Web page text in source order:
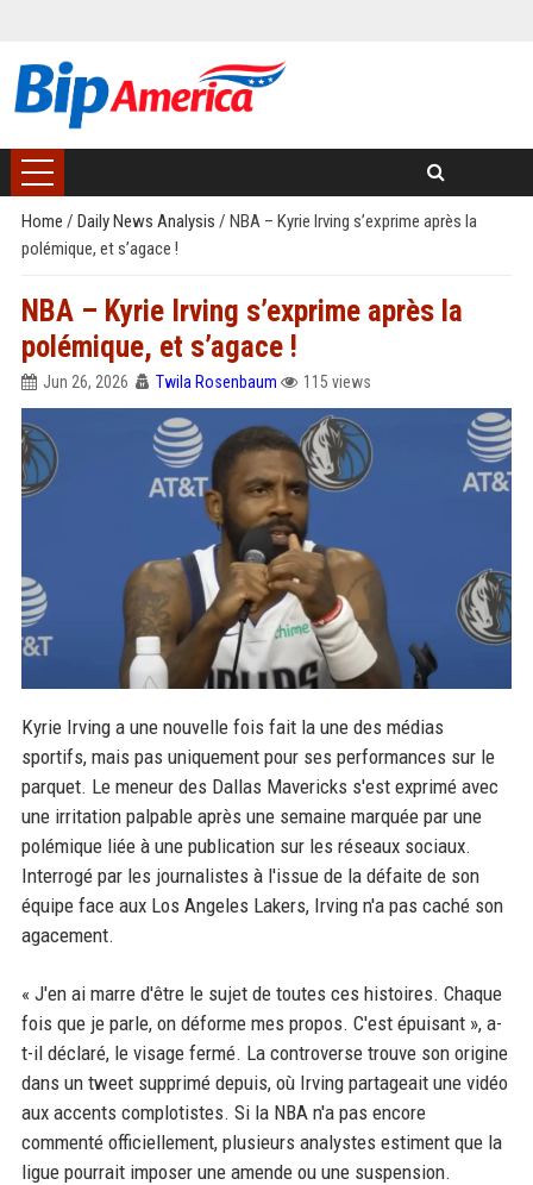
Home / Daily News Analysis / NBA – Kyrie Irving s’exprime après la
polémique, et s’agace !
NBA – Kyrie Irving s’exprime après la
polémique, et s’agace !
Jun 26, 2026 Twila Rosenbaum 115 views
Kyrie Irving a une nouvelle fois fait la une des médias
sportifs, mais pas uniquement pour ses performances sur le
parquet. Le meneur des Dallas Mavericks s'est exprimé avec
une irritation palpable après une semaine marquée par une
polémique liée à une publication sur les réseaux sociaux.
Interrogé par les journalistes à l'issue de la défaite de son
équipe face aux Los Angeles Lakers, Irving n'a pas caché son
agacement.
« J'en ai marre d'être le sujet de toutes ces histoires. Chaque
fois que je parle, on déforme mes propos. C'est épuisant », a-
t-il déclaré, le visage fermé. La controverse trouve son origine
dans un tweet supprimé depuis, où Irving partageait une vidéo
aux accents complotistes. Si la NBA n'a pas encore
commenté officiellement, plusieurs analystes estiment que la
ligue pourrait imposer une amende ou une suspension.